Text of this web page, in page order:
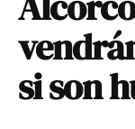
si son